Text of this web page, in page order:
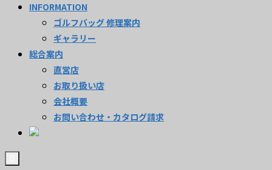
INFORMATION
ゴルフバッグ 修理案内
ギャラリー
総合案内
直営店
お取り扱い店
会社概要
お問い合わせ・カタログ請求